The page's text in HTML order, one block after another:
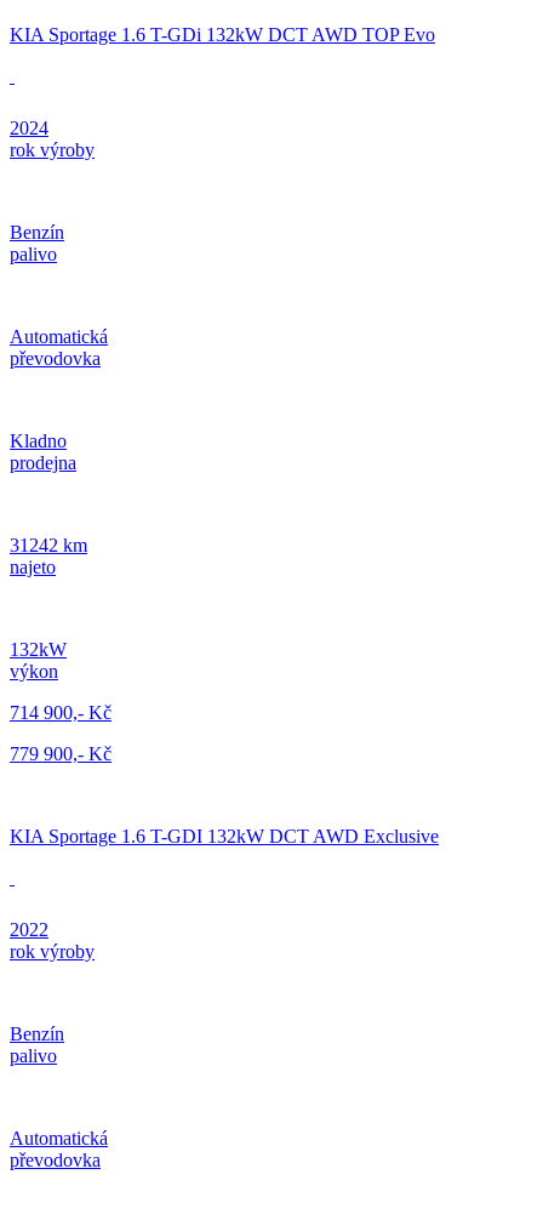
KIA Sportage 1.6 T-GDi 132kW DCT AWD TOP Evo
2024
rok výroby
Benzín
palivo
Automatická
převodovka
Kladno
prodejna
31242 km
najeto
132kW
výkon
714 900,- Kč
779 900,- Kč
KIA Sportage 1.6 T-GDI 132kW DCT AWD Exclusive
2022
rok výroby
Benzín
palivo
Automatická
převodovka